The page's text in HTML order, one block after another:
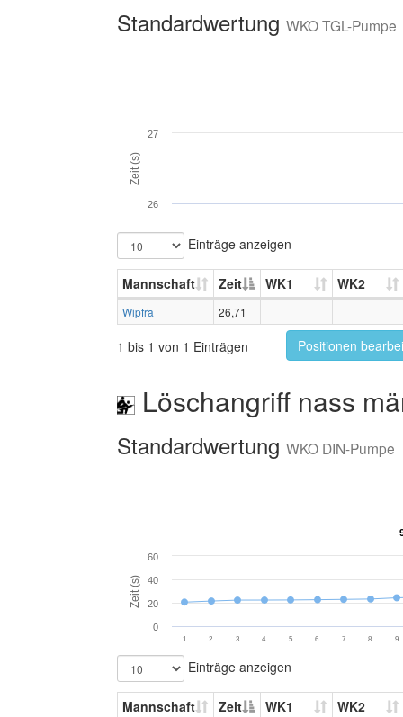
Standardwertung WKO TGL-Pumpe
Zeit (s)
26
27
Einträge anzeigen
Mannschaft Zeit WK1 WK2
Wipfra 26,71
1 bis 1 von 1 Einträgen Positionen
Löschangriff nass
Standardwertung WKO DIN-Pumpe
Zeit (s)
1. 2. 3. 4. 5. 6. 7. 8. 9.
0
20
40
60
Einträge anzeigen
Mannschaft Zeit WK1 WK2